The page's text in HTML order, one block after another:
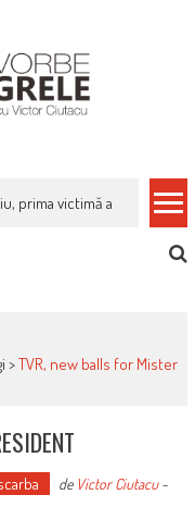
gratuit și eficient,
>TVR, new balls for Mister
de Victor Ciutacu-